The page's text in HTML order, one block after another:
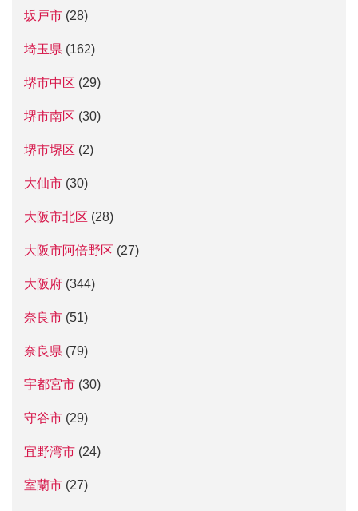
坂戸市 (28)
埼玉県 (162)
堺市中区 (29)
堺市南区 (30)
堺市堺区 (2)
大仙市 (30)
大阪市北区 (28)
大阪市阿倍野区 (27)
大阪府 (344)
奈良市 (51)
奈良県 (79)
宇都宮市 (30)
守谷市 (29)
宜野湾市 (24)
室蘭市 (27)